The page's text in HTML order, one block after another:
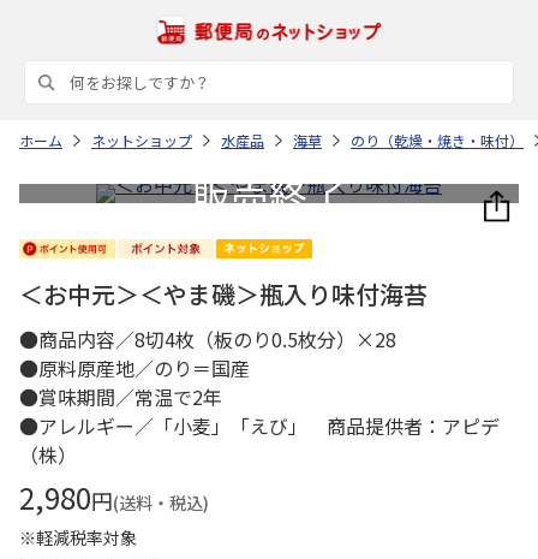
ホーム ネットショップ 水産品 海草 のり（乾燥・焼き・味付）
＜お中元＞＜やま磯＞瓶入り味付海苔
●商品内容／8切4枚（板のり0.5枚分）×28
●原料原産地／のり＝国産
●賞味期間／常温で2年
●アレルギー／「小麦」「えび」 商品提供者：アピデ
（株）
2,980円(送料・税込)
※軽減税率対象